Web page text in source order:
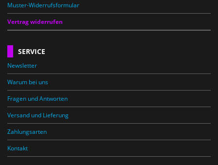
Muster-Widerrufsformular
Vertrag widerrufen
SERVICE
Newsletter
Warum bei uns
Fragen und Antworten
Versand und Lieferung
Zahlungsarten
Kontakt